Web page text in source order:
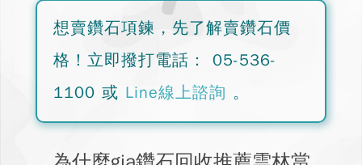
想賣鑽石項鍊，先了解賣鑽石價
格！ 立即撥打電話：
05-536-
1100 或 Line線上諮詢 。